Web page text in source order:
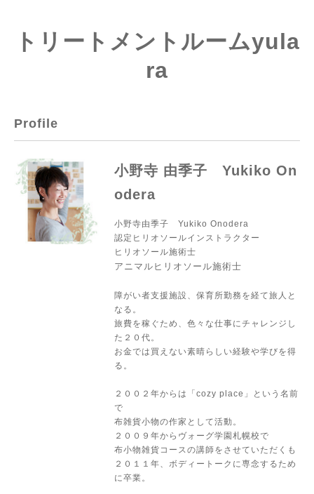
トリートメントルームyula
ra
Profile
小野寺 由季子 Yukiko On
odera
小野寺由季子 Yukiko Onodera
認定ヒリオソールインストラクター
ヒリオソール施術士
アニマルヒリオソール施術士
障がい者支援施設、保育所勤務を経て旅人と
なる。
旅費を稼ぐため、色々な仕事にチャレンジし
た２０代。
お金では買えない素晴らしい経験や学びを得
る。
２００２年からは「cozy place」という名前
で
布雑貨小物の作家として活動。
２００９年からヴォーグ学園札幌校で
布小物雑貨コースの講師をさせていただくも
２０１１年、ボディートークに専念するため
に卒業。